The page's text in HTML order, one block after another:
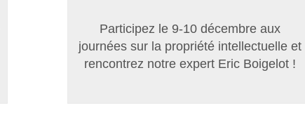
Participez le 9-10 décembre aux
journées sur la propriété intellectuelle et
rencontrez notre expert Eric Boigelot !